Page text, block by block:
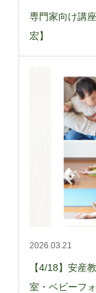
専門家向け講
宏】
2026.03.21
【4/18】安産
室・ベビーフ